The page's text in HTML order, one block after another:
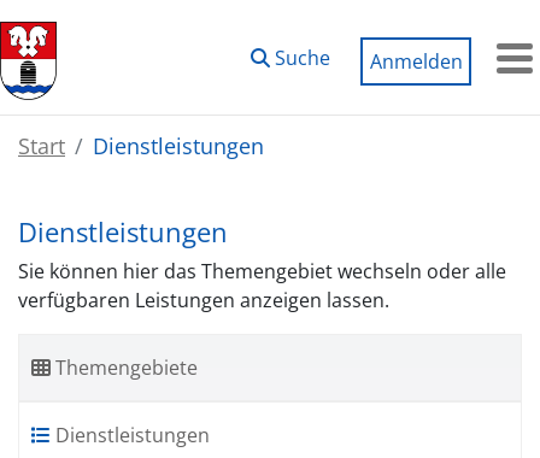
Zum Hauptinhalt springen
Suche
Anmelden
Start Dienstleistungen
Dienstleistungen
Sie können hier das Themengebiet wechseln oder alle
verfügbaren Leistungen anzeigen lassen.
Themengebiete
Dienstleistungen